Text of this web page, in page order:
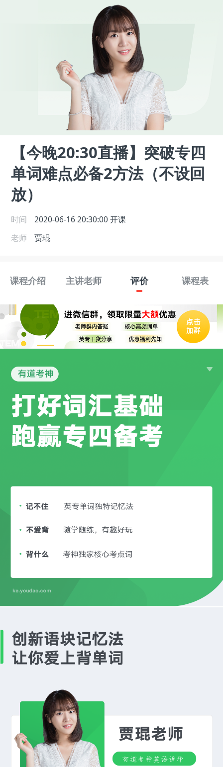
【今晚20:30直播】突破专四
单词难点必备2方法（不设回
放）
时间 2020-06-16 20:30:00 开课
老师
贾琨
课程介绍 主讲老师 评价 课程表